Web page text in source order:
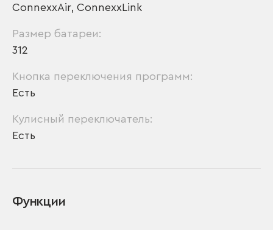
ConnexxAir, ConnexxLink
Размер батареи:
312
Кнопка переключения программ:
Есть
Кулисный переключатель:
Есть
Функции